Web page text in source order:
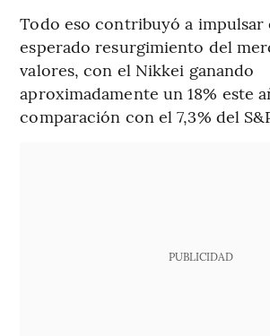
Todo eso contribuyó a impulsar
esperado resurgimiento del
valores, con el Nikkei ganando
aproximadamente un 18% este
comparación con el 7,3% del
PUBLICIDAD